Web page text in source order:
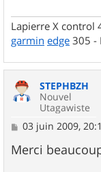
Lapierre X control
garmin edge 305 -
STEPHBZH
Nouvel
Utagawiste
M
s
s
03 juin 2009,
Merci